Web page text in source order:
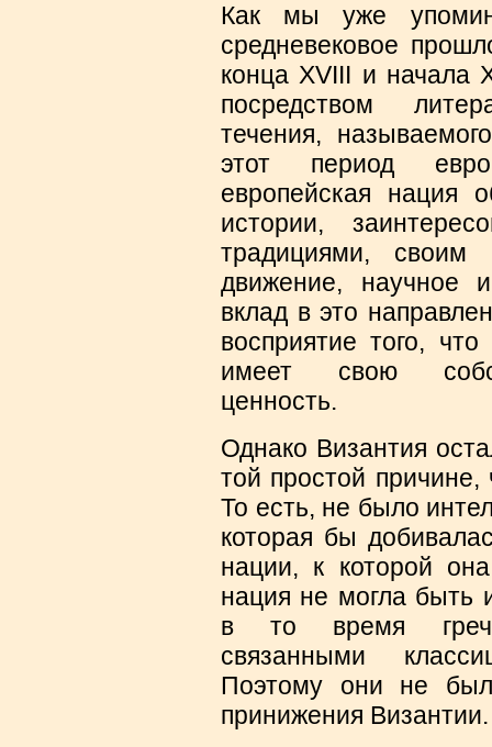
Как мы уже
средневековое
конца XVIII и начала
посредством
течения,
этот период
европейская нация
истории,
традициями,
движение, научное
вклад в это
восприятие того,
имеет свою
ценность.
Однако Византия
той простой
То есть, не было
которая бы
нации, к которой
нация не могла быть
в то время
связанными
Поэтому они не
принижения Византии.